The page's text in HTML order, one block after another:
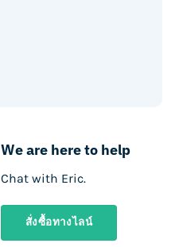
We are here to help
Chat with Eric.
สั่งซื้อทางไลน์